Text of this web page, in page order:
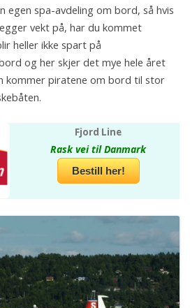
egen spa-avdeling om bord, så hvis
vekt på, har du kommet
heller ikke spart på
og her skjer det mye hele året
kommer piratene om bord til stor
Fjord Line
Rask vei til Danmark
Bestill her!